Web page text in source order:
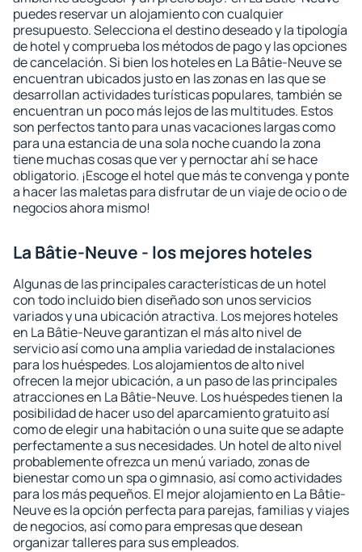
puedes reservar un alojamiento con cualquier
presupuesto. Selecciona el destino deseado y la tipología
de hotel y comprueba los métodos de pago y las opciones
de cancelación. Si bien los hoteles en La Bâtie-Neuve se
encuentran ubicados justo en las zonas en las que se
desarrollan actividades turísticas populares, también se
encuentran un poco más lejos de las multitudes. Estos
son perfectos tanto para unas vacaciones largas como
para una estancia de una sola noche cuando la zona
tiene muchas cosas que ver y pernoctar ahí se hace
obligatorio. ¡Escoge el hotel que más te convenga y ponte
a hacer las maletas para disfrutar de un viaje de ocio o de
negocios ahora mismo!
La Bâtie-Neuve - los mejores hoteles
Algunas de las principales características de un hotel
con todo incluido bien diseñado son unos servicios
variados y una ubicación atractiva. Los mejores hoteles
en La Bâtie-Neuve garantizan el más alto nivel de
servicio así como una amplia variedad de instalaciones
para los huéspedes. Los alojamientos de alto nivel
ofrecen la mejor ubicación, a un paso de las principales
atracciones en La Bâtie-Neuve. Los huéspedes tienen la
posibilidad de hacer uso del aparcamiento gratuito así
como de elegir una habitación o una suite que se adapte
perfectamente a sus necesidades. Un hotel de alto nivel
probablemente ofrezca un menú variado, zonas de
bienestar como un spa o gimnasio, así como actividades
para los más pequeños. El mejor alojamiento en La Bâtie-
Neuve es la opción perfecta para parejas, familias y viajes
de negocios, así como para empresas que desean
organizar talleres para sus empleados.